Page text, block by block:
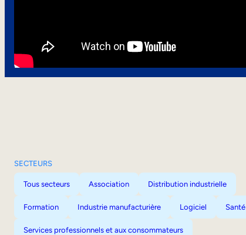
SECTEURS
Tous secteurs Association Distribution industrielle
Formation Industrie manufacturière Logiciel Santé
Services professionnels et aux consommateurs